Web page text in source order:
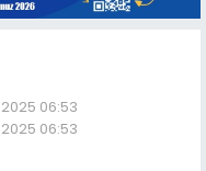
06:53
06:53